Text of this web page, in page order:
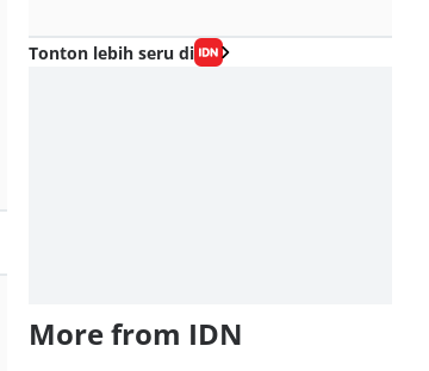
Tonton lebih seru di
More from IDN